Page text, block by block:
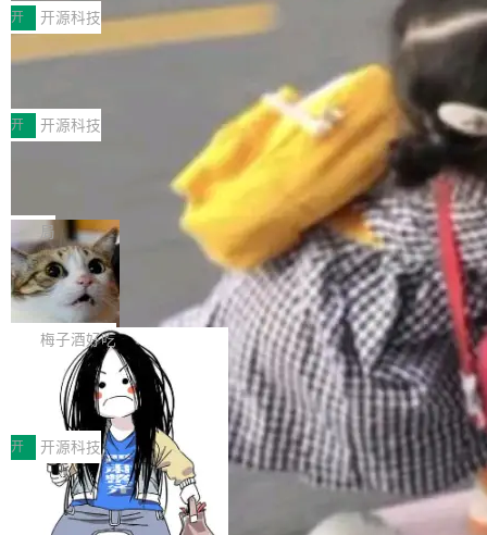
MPComm将作为一种传输引擎接入Mooncake T
ENT，实现零拷贝传输性能提升30%、非零拷贝
传输性能最高提升5倍。UCL-MPComm底层基
于自研UCL-Engine通信引擎，后续腾讯网平将
持续开源更多基于UCL-Engine的高性能通信组
件。 腾讯网平团队在UCL-MPComm中实现了一
个独立于业务线程的全局通信引擎（Engine），
型案例入选名单》，深信服“面向企业研发场景的
开源 AI 编程平台 CoStrict 应用”凭借卓越的技术
创新与落地成效成功入选。 全链路私有化部署，
助力企业AI研发安全落地 当前，越来越多企业已
经开始引入 AI Coding 工具，通过调用公有云模
型或企业内部部署模型提升研发效率。但随着 AI
Coding 从个人辅助工具逐步走向团队级、组织
级应用，企业在规模化落地过程中，对安全性、
可控性和代码质量提出了更高要求。 首先是数据
安全与合规要求。对于大多数普通研发场景，公
有云模型能够满足快速试用和效率提升的需求。
但对于金融、能源、医疗等对数据安全要求较...
开 开源科技
深信服AI算力网关入选工信部人工智能
前不久，工业和信息化部正式发布《2025年人工
智能应用典型案例名单》，集中展示人工智能在
各领域的应用成果，覆盖技术底座、行业赋能、
产品应用、支撑保障、专题等五大方向。深信服
AI算力网关（AI创新平台）成功入选！ 随着各行
各业的Agent走向规模化建设，算力构成形态逐
渐丰富，用户关注的重点也在发生变化：不只是
让AI用起来，还要进一步看清混合算力时代下，
Token花在哪里、算力是否被充分利用，以及持
续增长的AI成本该如何优化。 深信服AI算力网关
正是围绕这些实际问题，从Token治理和成本治
理两个方面，让用户的每一份算力都看得清、管
得住、用得稳、省得下、更安全！ 一、从现在开
始，Token使用一目...
开 开源科技
Jeff Dean 离开 Google：一个时代的结
束，一个实验室的开始
Google 员工编号 20。MapReduce 作者之一。
Bigtable 作者之一。TensorFlow 的作者之一。
Gemini 的架构师。Google 首席科学家。 Jeff D
ean 在 Google 工作了 27 年后，宣布离职。 他
不是一个人走。一同离开的还有 Sanjay Ghema
wat（Google 员工编号 23，Jeff Dean 二十多
年的编程搭档，MapReduce 和 Bigtable 的共同
作者）、Quoc Le（Google 大脑核心成员，Se
q2Seq 和 DocAI 的共同发明人）以及 Oriol Vin
yals（Gemini 联合负责人，AlphaSta...
局
🔥 SolonCode v2026.8.4 发布：界面
字体可调、22 种语言、记忆搜索增强
打开终端就能上岗的全中文编码智能体，这一轮
把「看得清、用母语、记得住」三件事一次补
齐。 SolonCode 是什么 SolonCode 是杭州无
耳科技研发的企业级终端编码智能体——一位全
中文驱动的数字员工，自主理解需求、规划步
骤、编写代码。不挑模型、不挑平台，curl 一行
装完即用。 开源地址：Gitee · GitCode · GitHu
b 安装 支持 Java 8+（8~26）、macOS / Linu
x / Windows / Harmony PC。 # macOS / Linu
梅子酒好吃
让“代码语义理解”深度释放AI Coding
价值潜能：华为云码道（CodeArts）
代码仓技术解析
一、代码仓深度理解技术的作用与价值 在软件工
程实践中，代码仓是企业核心知识资产的主要载
体。企业级代码仓库通常包含数十万乃至数百万
个文件，其规模远超单次模型调用可承载的上下
文窗口。随着项目规模的持续扩张与代码历史的
开 开源科技
一条“删库”命令跑 17 小时，算法工程
师删光 89TB 数据只为干私活
最高人民检察院8月4日公布了一起案件：北京一